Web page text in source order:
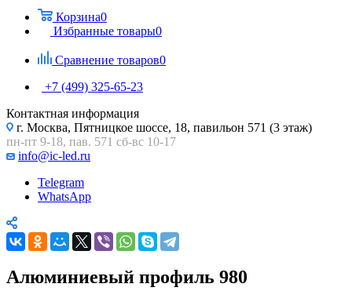
Корзина0
Избранные товары0
Сравнение товаров0
+7 (499) 325-65-23
Контактная информация
г. Москва, Пятницкое шоссе, 18, павильон 571 (3 этаж)
пн-пт 9-18, пав. 571 сб-вс 10-17
info@ic-led.ru
Telegram
WhatsApp
Алюминиевый профиль 980